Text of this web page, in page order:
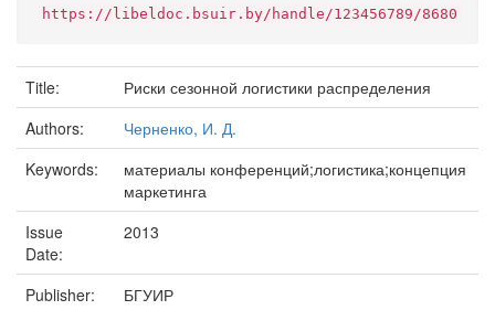
https://libeldoc.bsuir.by/handle/123456789/8680
Title:
Риски сезонной логистики распределения
Authors:
Черненко, И. Д.
Keywords:
материалы конференций;логистика;концепция
маркетинга
Issue
Date:
2013
Publisher:
БГУИР